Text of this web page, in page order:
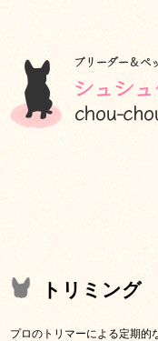
トリミング
プロのトリマーによる定期的